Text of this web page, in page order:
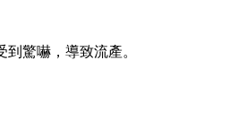
到驚嚇，導致流產。